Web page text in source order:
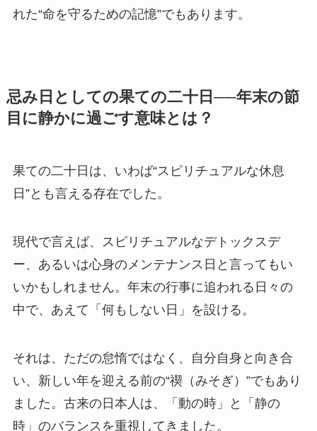
れた“命を守るための記憶”でもあります。
忌み日としての果ての二十日──年末の節
目に静かに過ごす意味とは？
果ての二十日は、いわば“スピリチュアルな休息
日”とも言える存在でした。
現代で言えば、スピリチュアルなデトックスデ
ー、あるいは心身のメンテナンス日と言ってもい
いかもしれません。年末の行事に追われる日々の
中で、あえて「何もしない日」を設ける。
それは、ただの怠惰ではなく、自分自身と向き合
い、新しい年を迎える前の“禊（みそぎ）”でもあり
ました。古来の日本人は、「動の時」と「静の
時」のバランスを重視してきました。